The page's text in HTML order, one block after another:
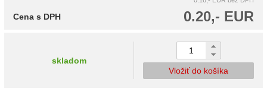
0.20,- EUR
Cena s DPH
skladom
Vložiť do košíka